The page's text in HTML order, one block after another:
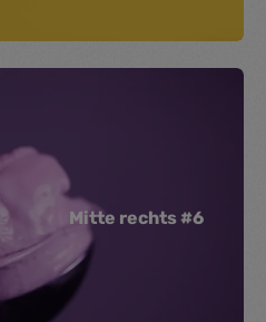
Mitte rechts #6